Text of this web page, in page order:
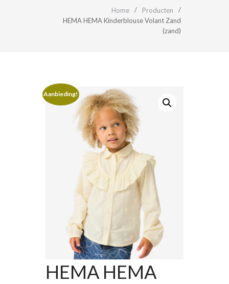
Home
Producten
HEMA HEMA Kinderblouse Volant Zand
(zand)
Aanbieding!
HEMA HEMA